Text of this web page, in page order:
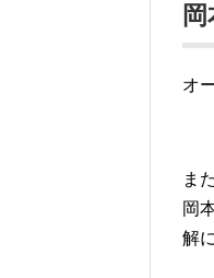
オ
ま
岡
解